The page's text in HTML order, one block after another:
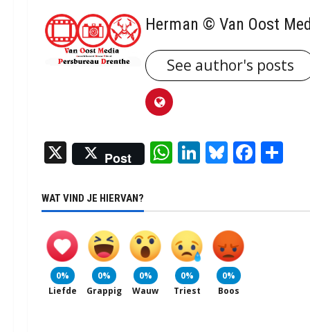
Herman © Van Oost
See author's posts
X Post WhatsApp
LinkedIn
Bluesky
WAT VIND JE HIERVAN?
0%
Liefde
0%
Grappig
0%
Wauw
0%
Triest
0%
Boos